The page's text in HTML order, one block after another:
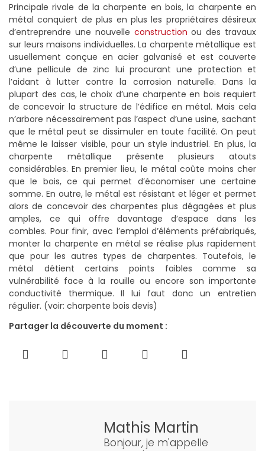
Principale rivale de la charpente en bois, la charpente en
métal conquiert de plus en plus les propriétaires désireux
d’entreprendre une nouvelle construction ou des travaux
sur leurs maisons individuelles. La charpente métallique est
usuellement conçue en acier galvanisé et est couverte
d’une pellicule de zinc lui procurant une protection et
l’aidant à lutter contre la corrosion naturelle. Dans la
plupart des cas, le choix d’une charpente en bois requiert
de concevoir la structure de l’édifice en métal. Mais cela
n’arbore nécessairement pas l’aspect d’une usine, sachant
que le métal peut se dissimuler en toute facilité. On peut
même le laisser visible, pour un style industriel. En plus, la
charpente métallique présente plusieurs atouts
considérables. En premier lieu, le métal coûte moins cher
que le bois, ce qui permet d’économiser une certaine
somme. En outre, le métal est résistant et léger et permet
alors de concevoir des charpentes plus dégagées et plus
amples, ce qui offre davantage d’espace dans les
combles. Pour finir, avec l’emploi d’éléments préfabriqués,
monter la charpente en métal se réalise plus rapidement
que pour les autres types de charpentes. Toutefois, le
métal détient certains points faibles comme sa
vulnérabilité face à la rouille ou encore son importante
conductivité thermique. Il lui faut donc un entretien
régulier. (voir: charpente bois devis)
Partager la découverte du moment :
Mathis Martin
Bonjour, je m'appelle